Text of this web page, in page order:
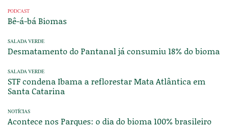
PODCAST
Bê-á-bá Biomas
SALADA VERDE
Desmatamento do Pantanal já consumiu 18% do bioma
SALADA VERDE
STF condena Ibama a reflorestar Mata Atlântica em
Santa Catarina
NOTÍCIAS
Acontece nos Parques: o dia do bioma 100% brasileiro